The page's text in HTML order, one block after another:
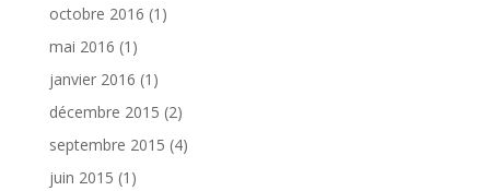
octobre 2016 (1)
mai 2016 (1)
janvier 2016 (1)
décembre 2015 (2)
septembre 2015 (4)
juin 2015 (1)